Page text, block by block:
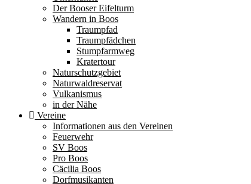
Der Booser Eifelturm
Wandern in Boos
Traumpfad
Traumpfädchen
Stumpfarmweg
Kratertour
Naturschutzgebiet
Naturwaldreservat
Vulkanismus
in der Nähe
Vereine
Informationen aus den Vereinen
Feuerwehr
SV Boos
Pro Boos
Cäcilia Boos
Dorfmusikanten